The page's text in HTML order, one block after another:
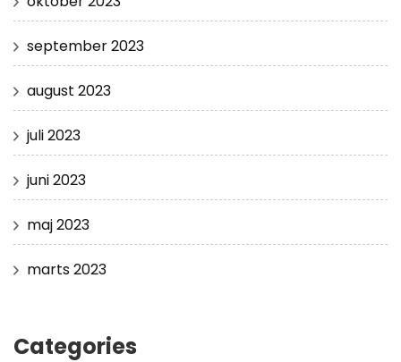
september 2023
august 2023
juli 2023
juni 2023
maj 2023
marts 2023
Categories